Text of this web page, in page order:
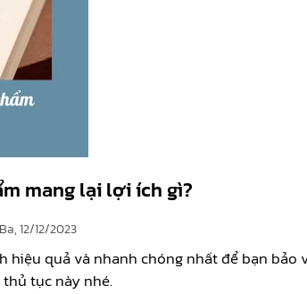
mang lại lợi ích gì?
12/12/2023
hiệu quả và nhanh chóng nhất để bạn bảo
tục này nhé.